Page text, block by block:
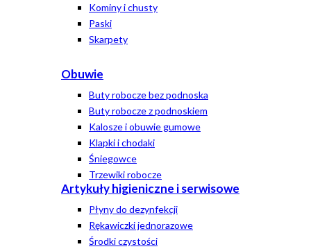
Kominy i chusty
Paski
Skarpety
Obuwie
Buty robocze bez podnoska
Buty robocze z podnoskiem
Kalosze i obuwie gumowe
Klapki i chodaki
Śniegowce
Trzewiki robocze
Artykuły higieniczne i serwisowe
Płyny do dezynfekcji
Rękawiczki jednorazowe
Środki czystości